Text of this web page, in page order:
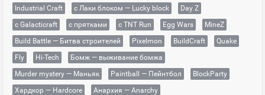
Industrial Craft
с Лаки блоком — Lucky block
Day Z
с Galacticraft
с прятками с TNT Run Egg Wars
MineZ
Build Battle — Битва строителей
Pixelmon BuildCraft
Quake
Fly
Hi-Tech
Бомж — выживание бомжа
Murder mystery — Маньяк
Paintball — Пейнтбол
BlockParty
Хардкор — Hardcore
Анархия — Anarchy